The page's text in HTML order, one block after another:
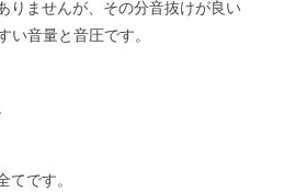
りませんが、その分音抜けが良い
い音量と音圧です。
です。